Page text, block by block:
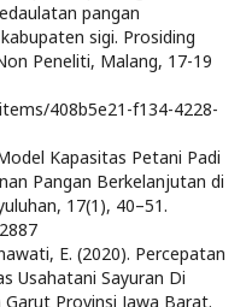
pangan
sigi. Prosiding
Peneliti, Malang, 17-19
408b5e21-f134-4228-
Kapasitas Petani Padi
Pangan Berkelanjutan di
17(1), 40–51.
E. (2020). Percepatan
Usahatani Sayuran Di
Provinsi Jawa Barat.